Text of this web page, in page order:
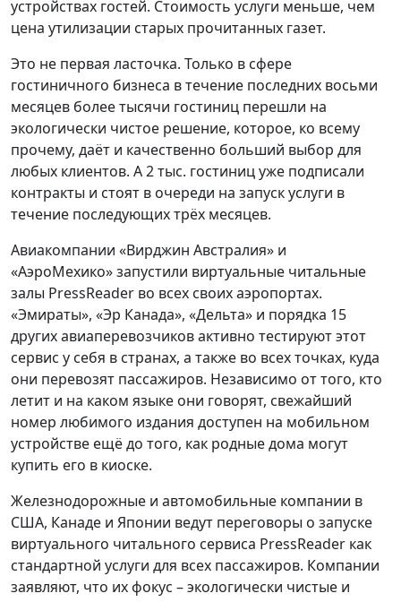
устройствах гостей. Стоимость услуги меньше, чем
цена утилизации старых прочитанных газет.
Это не первая ласточка. Только в сфере
гостиничного бизнеса в течение последних восьми
месяцев более тысячи гостиниц перешли на
экологически чистое решение, которое, ко всему
прочему, даёт и качественно больший выбор для
любых клиентов. А 2 тыс. гостиниц уже подписали
контракты и стоят в очереди на запуск услуги в
течение последующих трёх месяцев.
Авиакомпании «Вирджин Австралия» и
«АэроМехико» запустили виртуальные читальные
залы PressReader во всех своих аэропортах.
«Эмираты», «Эр Канада», «Дельта» и порядка 15
других авиаперевозчиков активно тестируют этот
сервис у себя в странах, а также во всех точках, куда
они перевозят пассажиров. Независимо от того, кто
летит и на каком языке они говорят, свежайший
номер любимого издания доступен на мобильном
устройстве ещё до того, как родные дома могут
купить его в киоске.
Железнодорожные и автомобильные компании в
США, Канаде и Японии ведут переговоры о запуске
виртуального читального сервиса PressReader как
стандартной услуги для всех пассажиров. Компании
заявляют, что их фокус – экологически чистые и